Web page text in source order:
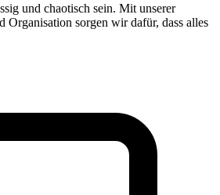
und chaotisch sein. Mit unserer
Organisation sorgen wir dafür, dass alles